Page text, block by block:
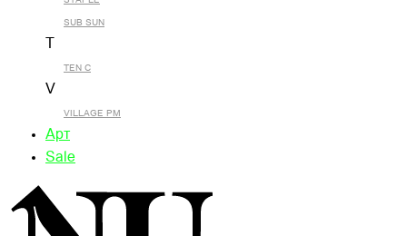
SUB SUN
TEN C
V
VILLAGE PM
Арт
Sale